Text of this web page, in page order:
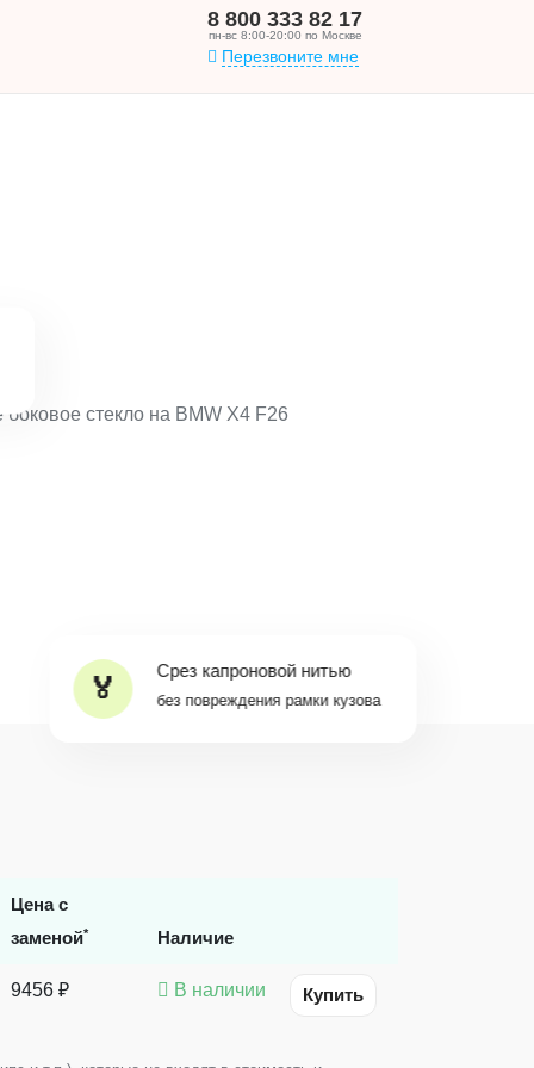
8 800 333 82 17
пн-вс 8:00-20:00 по Москве
Перезвоните мне
Срез капроновой нитью
без повреждения рамки кузова
Цена с
заменой* Наличие
9456 ₽ В наличии Купить